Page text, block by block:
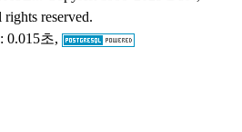
reserved.
0.015초,